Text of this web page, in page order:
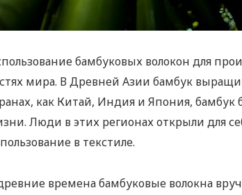
бамбуковых волокон для
мира. В Древней Азии бамбук
как Китай, Индия и Япония,
Люди в этих регионах открыли для
в текстиле.
времена бамбуковые волокна